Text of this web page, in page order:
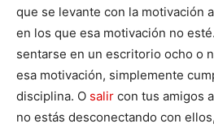
que se levante con la motivación
en los que esa motivación no
sentarse en un escritorio ocho o
esa motivación, simplemente
disciplina. O salir con tus amigos
no estás desconectando con